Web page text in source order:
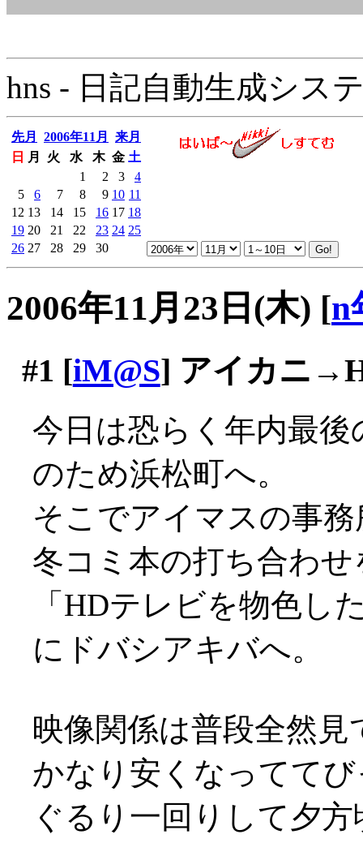
hns - 日記自動生成シス
先月 2006年11月
来月
日
月 火 水 木 金 土
1
2 3
4
5
6 7 8 9 10 11
12 13 14 15 16 17 18
19 20 21 22 23 24 25
26 27 28 29 30
2006年11月23日(木) [n
#1 [iM@S] アイカニ
今日は恐らく年内最
のため浜松町へ。
そこでアイマスの事
冬コミ本の打ち合わ
「HDテレビを物色し
にドバシアキバへ。
映像関係は普段全然
かなり安くなっててび
ぐるり一回りして夕